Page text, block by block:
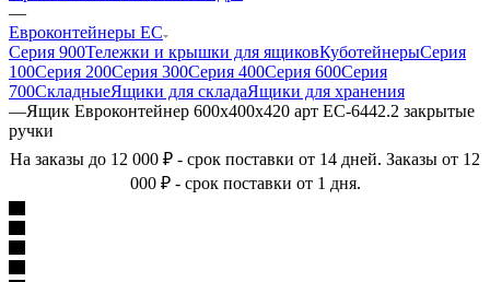
—
Евроконтейнеры ЕС
Серия 900Тележки и крышки для ящиковКуботейнерыСерия
100Серия 200Серия 300Серия 400Серия 600Серия
700СкладныеЯщики для складаЯщики для хранения
—Ящик Евроконтейнер 600х400х420 арт EC-6442.2 закрытые
ручки
На заказы до 12 000 ₽ - срок поставки от 14 дней. Заказы от 12
000 ₽ - срок поставки от 1 дня.